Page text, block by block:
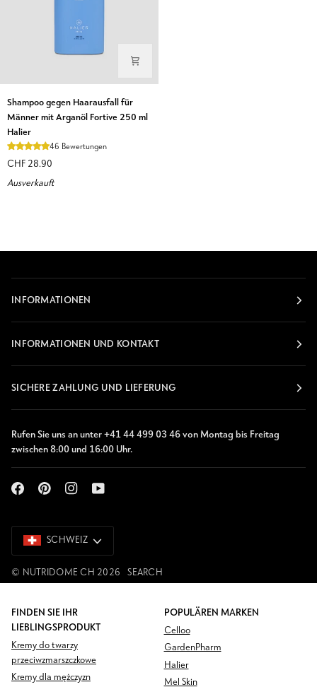
Shampoo
Haarausfall
für
Arganöl
Shampoo gegen Haarausfall für
Männer mit Arganöl Fortive 250 ml
Halier
46 Bewertungen
CHF 28.90
Ausverkauft
INFORMATIONEN
INFORMATIONEN UND KONTAKT
SICHERE ZAHLUNG UND LIEFERUNG
Rufen Sie uns an unter +41 44 499 03 46 von Montag bis Freitag
zwischen 8:00 und 16:00 Uhr.
SCHWEIZ
SCHWEIZ
© NUTRIDOME CH 2026 SEARCH
FINDEN SIE IHR
LIEBLINGSPRODUKT
Kremy do twarzy
przeciwzmarszczkowe
Kremy dla mężczyzn
POPULÄREN MARKEN
Celloo
GardenPharm
Halier
Mel Skin